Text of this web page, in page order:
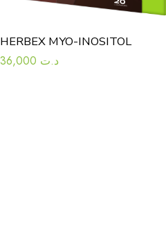
HERBEX MYO-INOSITOL
د.ت